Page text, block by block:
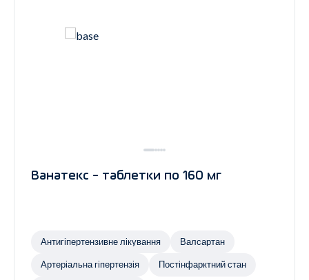
Ванатекс - таблетки по 160 мг
Антигіпертензивне лікування Валсартан
Артеріальна гіпертензія Постінфарктний стан